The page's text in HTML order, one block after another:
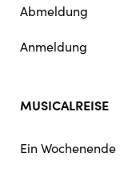
Abmeldung
Anmeldung
MUSICALREISE
Ein